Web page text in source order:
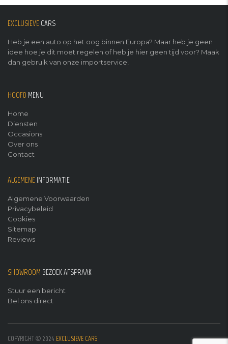
EXCLUSIEVE CARS
Heb je een auto op het oog binnen Europa? Maar heb je geen
idee hoe je dit moet regelen of heb je hier geen tijd voor? Maak
dan gebruik van onze importservice!
HOOFD MENU
Home
Diensten
Occasions
Over ons
Contact
ALGEMENE INFORMATIE
Algemene Voorwaarden
Privacybeleid
Cookies
Sitemap
Reviews
SHOWROOM BEZOEK AFSPRAAK
Stuur een bericht
Bel ons direct
COPYRIGHT © 2024 EXCLUSIEVE CARS